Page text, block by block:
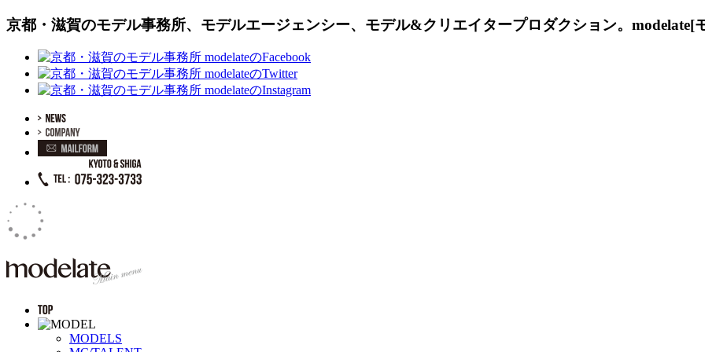
京都・滋賀のモデル事務所、モデルエージェンシー、モデル&クリエイタープロダクション。modelate[
MODELS